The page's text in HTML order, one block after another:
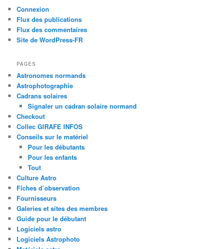
Connexion
Flux des publications
Flux des commentaires
Site de WordPress-FR
PAGES
Astronomes normands
Astrophotographie
Cadrans solaires
Signaler un cadran solaire normand
Checkout
Collec GIRAFE INFOS
Conseils sur le matériel
Pour les débutants
Pour les enfants
Tout
Culture Astro
Fiches d’observation
Fournisseurs
Galeries et sites des membres
Guide pour le débutant
Logiciels astro
Logiciels Astrophoto